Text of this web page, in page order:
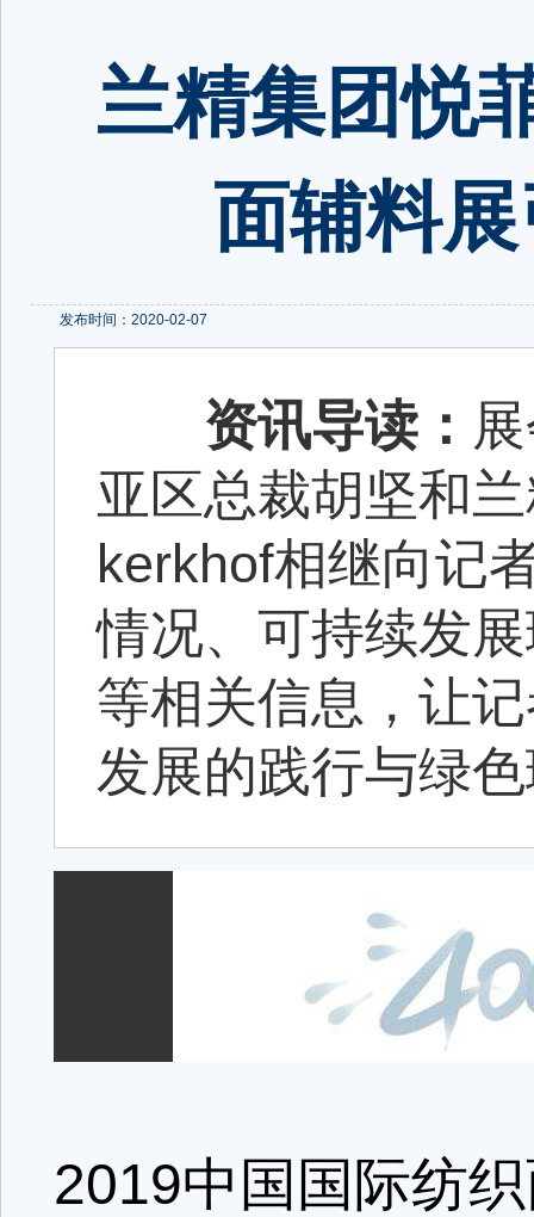
兰精集团悦
面辅料
发布时间：2020-02-07
资讯导读：
亚区总裁胡坚和
kerkhof相继向记
情况、可持续发
等相关信息，让
发展的践行与绿
2019中国国际纺